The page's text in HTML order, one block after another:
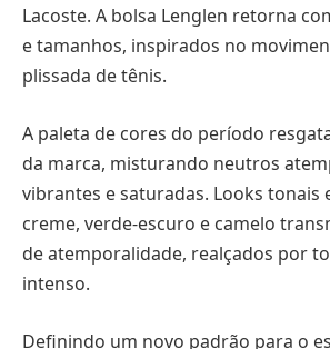
Lacoste. A bolsa Lenglen retorna
e tamanhos, inspirados no
plissada de tênis.
A paleta de cores do período
da marca, misturando neutros
vibrantes e saturadas. Looks tonais
creme, verde-escuro e camelo
de atemporalidade, realçados por
intenso.
Definindo um novo padrão para o